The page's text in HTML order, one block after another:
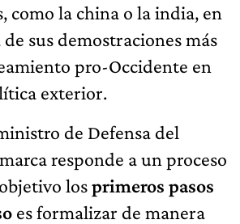
como la china o la india, en
sus demostraciones más
pro-Occidente en
exterior.
de Defensa del
responde a un proceso
losprimeros pasos
es formalizar de manera